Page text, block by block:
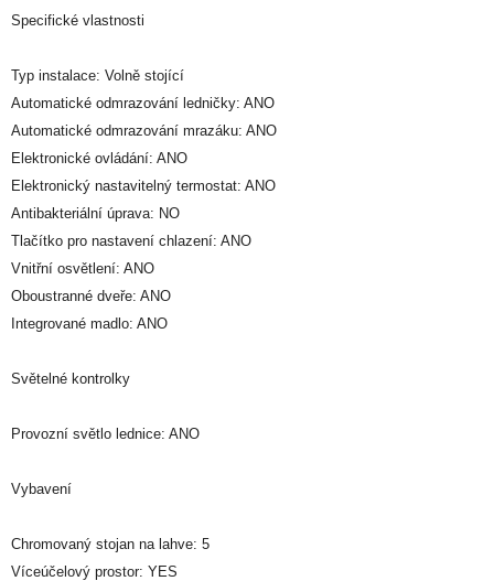
Specifické vlastnosti
Typ instalace: Volně stojící
Automatické odmrazování ledničky: ANO
Automatické odmrazování mrazáku: ANO
Elektronické ovládání: ANO
Elektronický nastavitelný termostat: ANO
Antibakteriální úprava: NO
Tlačítko pro nastavení chlazení: ANO
Vnitřní osvětlení: ANO
Oboustranné dveře: ANO
Integrované madlo: ANO
Světelné kontrolky
Provozní světlo lednice: ANO
Vybavení
Chromovaný stojan na lahve: 5
Víceúčelový prostor: YES